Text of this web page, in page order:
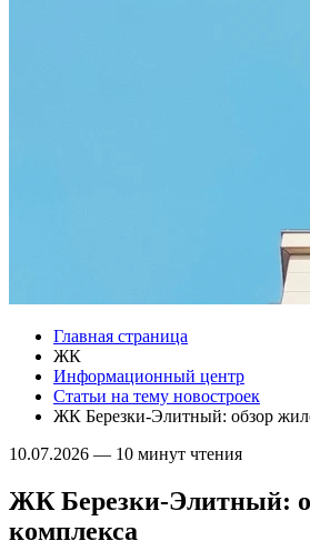
Главная страница
ЖК
Информационный центр
Статьи на тему новостроек
ЖК Березки-Элитный: обзор
10.07.2026 — 10 минут чтения
ЖК Березки-Элитный:
комплекса